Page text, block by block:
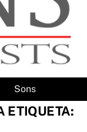
Sons
ETIQUETA: